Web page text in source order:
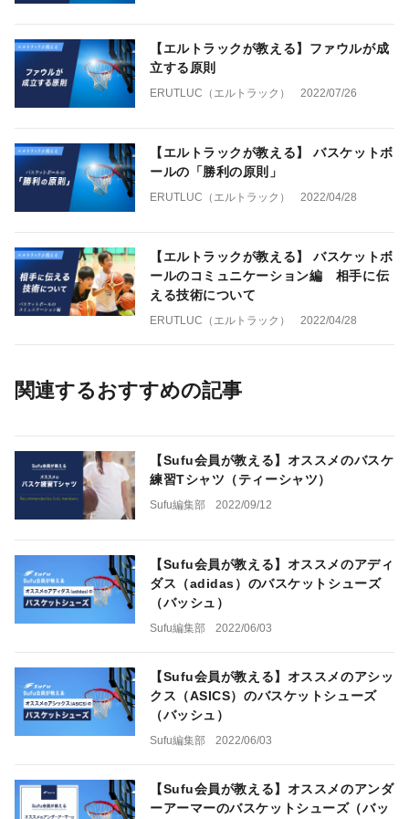
【エルトラックが教える】ファウルが成
立する原則
ERUTLUC（エルトラック） 2022/07/26
【エルトラックが教える】 バスケットボ
ールの「勝利の原則」
ERUTLUC（エルトラック） 2022/04/28
【エルトラックが教える】 バスケットボ
ールのコミュニケーション編 相手に伝
える技術について
ERUTLUC（エルトラック） 2022/04/28
関連するおすすめの記事
【Sufu会員が教える】オススメのバスケ
練習Tシャツ（ティーシャツ）
Sufu編集部 2022/09/12
【Sufu会員が教える】オススメのアディ
ダス（adidas）のバスケットシューズ
（バッシュ）
Sufu編集部 2022/06/03
【Sufu会員が教える】オススメのアシッ
クス（ASICS）のバスケットシューズ
（バッシュ）
Sufu編集部 2022/06/03
【Sufu会員が教える】オススメのアンダ
ーアーマーのバスケットシューズ（バッ